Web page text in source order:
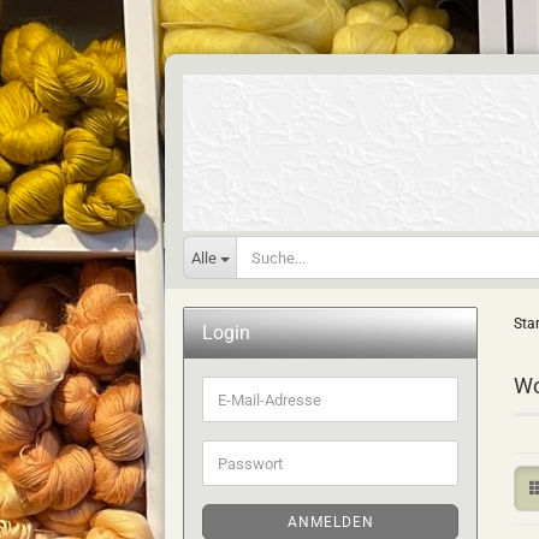
Alle
Login
E-
Mail-
Adresse
Passwort
ANMELDEN